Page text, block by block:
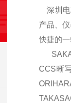
深圳电
产品、
快捷的
CCS晰